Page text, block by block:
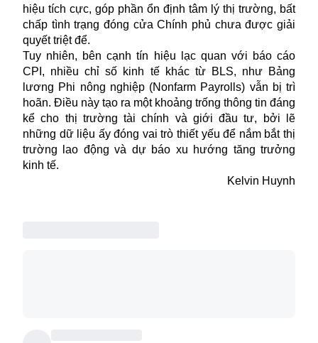
hiệu tích cực, góp phần ổn định tâm lý thị trường, bất
chấp tình trạng đóng cửa Chính phủ chưa được giải
quyết triệt để.
Tuy nhiên, bên cạnh tín hiệu lạc quan với báo cáo
CPI, nhiều chỉ số kinh tế khác từ BLS, như Bảng
lương Phi nông nghiệp (Nonfarm Payrolls) vẫn bị trì
hoãn. Điều này tạo ra một khoảng trống thông tin đáng
kể cho thị trường tài chính và giới đầu tư, bởi lẽ
những dữ liệu ấy đóng vai trò thiết yếu để nắm bắt thị
trường lao động và dự báo xu hướng tăng trưởng
kinh tế.
Kelvin Huynh